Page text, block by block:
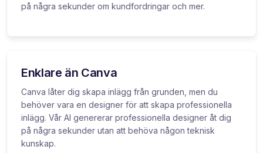
på några sekunder om kundfordringar och mer.
Enklare än Canva
Canva låter dig skapa inlägg från grunden, men du
behöver vara en designer för att skapa professionella
inlägg. Vår AI genererar professionella designer åt dig
på några sekunder utan att behöva någon teknisk
kunskap.